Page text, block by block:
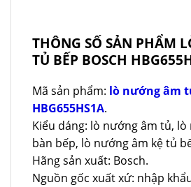
THÔNG SỐ SẢN PHẨM
TỦ BẾP BOSCH
Mã sản phẩm: lò nướng âm
HBG655HS1A.
Kiểu dáng: lò nướng âm tủ,
bàn bếp, lò nướng âm kệ tủ
Hãng sản xuất: Bosch.
Nguồn gốc xuất xứ: nhập